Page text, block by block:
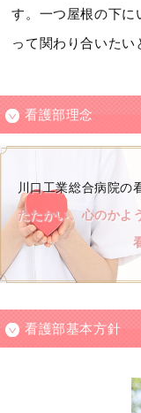
す。一つ屋根の下に
って関わり合いたい
看護部理念
川口工業総合病院の
たたかい、心のかよ
看護部基本方針